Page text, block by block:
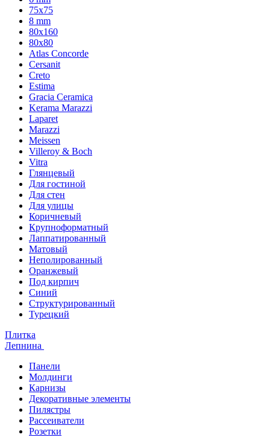
75х75
8 mm
80x160
80x80
Atlas Concorde
Cersanit
Creto
Estima
Gracia Ceramica
Kerama Marazzi
Laparet
Marazzi
Meissen
Villeroy & Boch
Vitra
Глянцевый
Для гостиной
Для стен
Для улицы
Коричневый
Крупноформатный
Лаппатированный
Матовый
Неполированный
Оранжевый
Под кирпич
Синий
Структурированный
Турецкий
Плитка
Лепнина
Панели
Молдинги
Карнизы
Декоративные элементы
Пилястры
Рассеиватели
Розетки